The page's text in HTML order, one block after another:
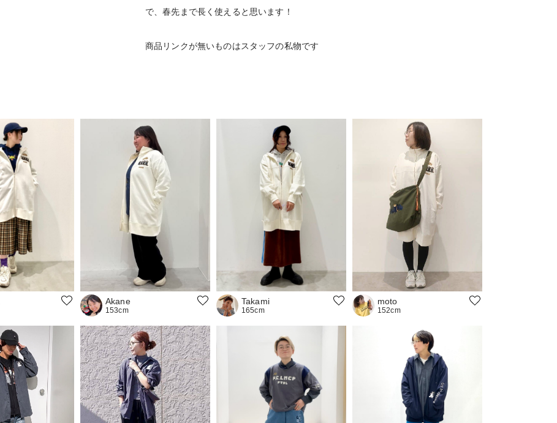
で、春先まで長く使えると思います！
商品リンクが無いものはスタッフの私物です
Akane
153cm
Takami
165cm
moto
152cm